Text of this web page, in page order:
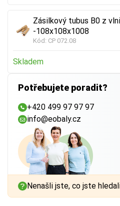
Zásilkový tubus B0 z
-108x108x1008
Kód: CP 072.08
Skladem
Potřebujete poradit?
+420 499 97 97 97
info@eobaly.cz
Nenašli jste, co jste